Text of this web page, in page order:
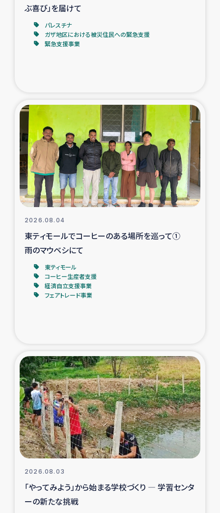
スリランカ ジャフナ県干物事業
スリランカの南北女性をつなぐサリー・リサイクル・プロ
ジェクト
復興支援事業
民際教育事業
ガザ人道支援
令和6年能登半島地震 緊急支援
国内避難民への物資配付および教育支援
漁民によるマングローブ植林活動
レバノンでのシリア難民への食糧・越冬支援
レバノンにおける緊急支援
レバノンでのシリア難民への教育支援事業
レバノンでのシリア難民・レバノン人への農業支援
海外ルーツの市民との共生
ぶ喜び」を届けて
パレスチナ
ガザ地区における被災住民への緊急支援
緊急支援事業
2026.08.04
東ティモールでコーヒーのある場所を巡って①
雨のマウベシにて
東ティモール
コーヒー生産者支援
経済自立支援事業
フェアトレード事業
2026.08.03
「やってみよう」から始まる学校づくり ― 学習センタ
ーの新たな挑戦